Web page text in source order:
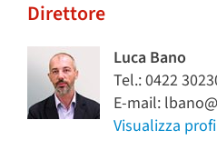
Direttore
Luca Bano
Tel.: 0422
E-mail:
Visualizza